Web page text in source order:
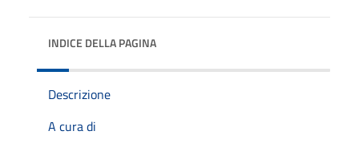
INDICE DELLA PAGINA
Descrizione
A cura di